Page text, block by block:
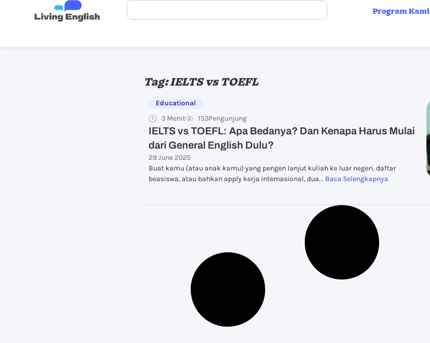
Program Kami
Tag: IELTS vs TOEFL
Educational
3 Menit
153Pengunjung
IELTS vs TOEFL: Apa Bedanya? Dan Kenapa Harus Mulai
dari General English Dulu?
29 June 2025
Buat kamu (atau anak kamu) yang pengen lanjut kuliah ke luar negeri, daftar
beasiswa, atau bahkan apply kerja internasional, dua... Baca Selengkapnya